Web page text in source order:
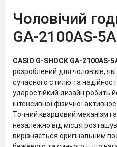
Чоловічий
GA-2100AS-
CASIO G-SHOCK GA-2100AS-
розроблений для чоловіків,
сучасного стилю та
ударостійкий дизайн робить
інтенсивної фізичної
Точний кварцовий механізм
незалежно від місця
вирізняється оригінальним